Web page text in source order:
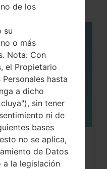
de fábrica
de los
su
o más
Nota: Con
el Propietario
hasta
a dicho
sin tener
ni de
bases
no se aplica,
de Datos
a la legislación